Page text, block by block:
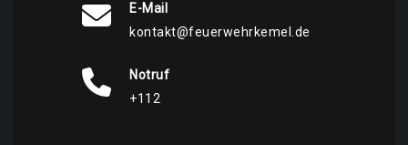
E-Mail
kontakt@feuerwehrkemel.de
Notruf
+112